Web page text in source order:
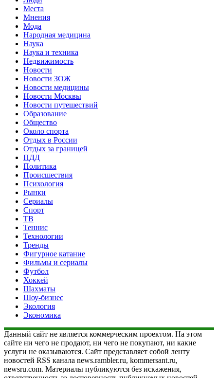
Места
Мнения
Мода
Народная медицина
Наука
Наука и техника
Недвижимость
Новости
Новости ЗОЖ
Новости медицины
Новости Москвы
Новости путешествий
Образование
Общество
Около спорта
Отдых в России
Отдых за границей
ПДД
Политика
Происшествия
Психология
Рынки
Сериалы
Спорт
ТВ
Теннис
Технологии
Тренды
Фигурное катание
Фильмы и сериалы
Футбол
Хоккей
Шахматы
Шоу-бизнес
Экология
Экономика
Данный сайт не является коммерческим проектом. На этом
сайте ни чего не продают, ни чего не покупают, ни какие
услуги не оказываются. Сайт представляет собой ленту
новостей RSS канала news.rambler.ru, kommersant.ru,
newsru.com. Материалы публикуются без искажения,